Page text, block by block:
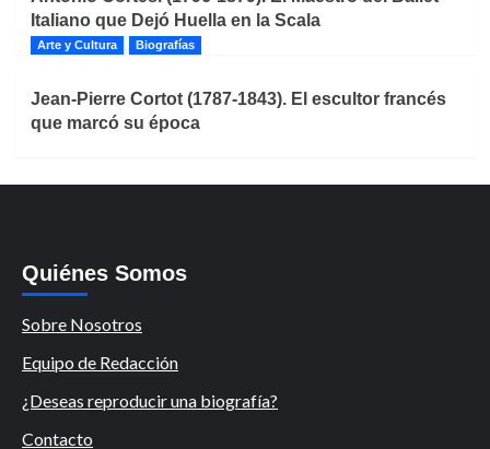
Italiano que Dejó Huella en la Scala
Arte y Cultura Biografías
Jean-Pierre Cortot (1787-1843). El escultor francés
que marcó su época
Quiénes Somos
Sobre Nosotros
Equipo de Redacción
¿Deseas reproducir una biografía?
Contacto